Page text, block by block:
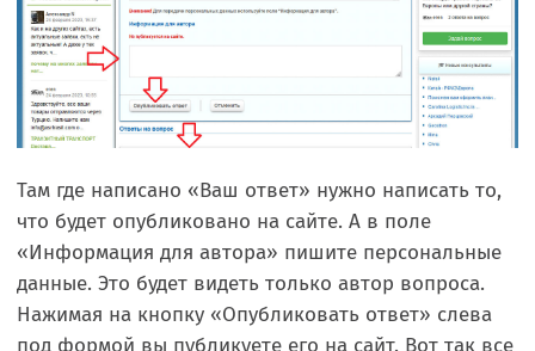
Там где написано «Ваш ответ» нужно написать то,
что будет опубликовано на сайте. А в поле
«Информация для автора» пишите персональные
данные. Это будет видеть только автор вопроса.
Нажимая на кнопку «Опубликовать ответ» слева
под формой вы публикуете его на сайт. Вот так все